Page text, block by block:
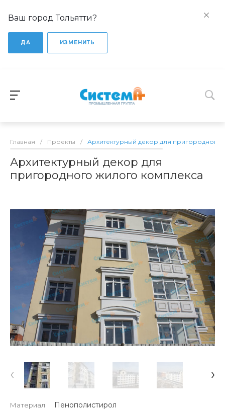
Ваш город Тольятти?
ДА ИЗМЕНИТЬ
Главная / Проекты / Архитектурный декор для пригородного
Архитектурный декор для
пригородного жилого комплекса
‹ ›
Материал Пенополистирол